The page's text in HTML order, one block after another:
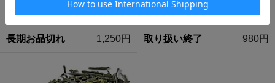
西尾 さみどり 20g プチ缶入
長期お品切れ
1,250円
沖縄 べにふうき 50g 袋入
取り扱い終了
980円